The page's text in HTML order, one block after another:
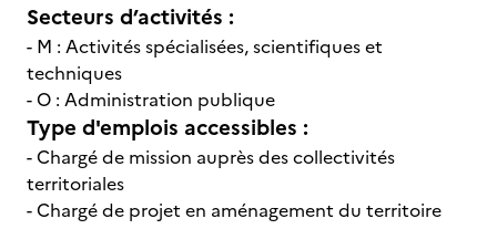
Secteurs d’activités :
- M : Activités spécialisées, scientifiques et
techniques
- O : Administration publique
Type d'emplois accessibles :
- Chargé de mission auprès des collectivités
territoriales
- Chargé de projet en aménagement du territoire